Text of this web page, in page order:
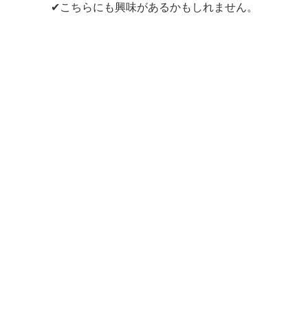
✔こちらにも興味があるかもしれません。